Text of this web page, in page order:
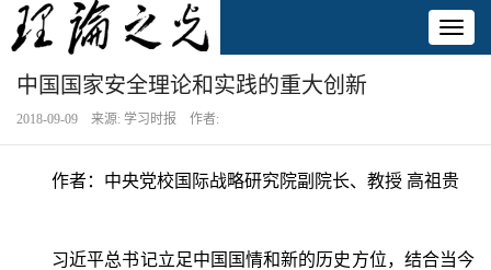
中国国家安全理论和实践的重大创新
2018-09-09 来源: 学习时报 作者:
作者：中央党校国际战略研究院副院长、教授 高祖贵
习近平总书记立足中国国情和新的历史方位，结合当今